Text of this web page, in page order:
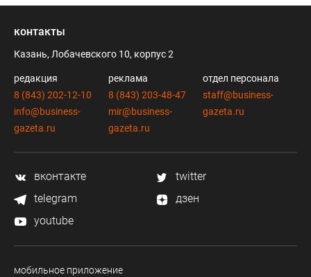
контакты
Казань, Лобачевского 10, корпус 2
редакция
8 (843) 202-12-10
info@business-
gazeta.ru
реклама
8 (843) 203-48-47
mir@business-
gazeta.ru
отдел персонала
staff@business-
gazeta.ru
вконтакте
twitter
telegram
дзен
youtube
мобильное приложение